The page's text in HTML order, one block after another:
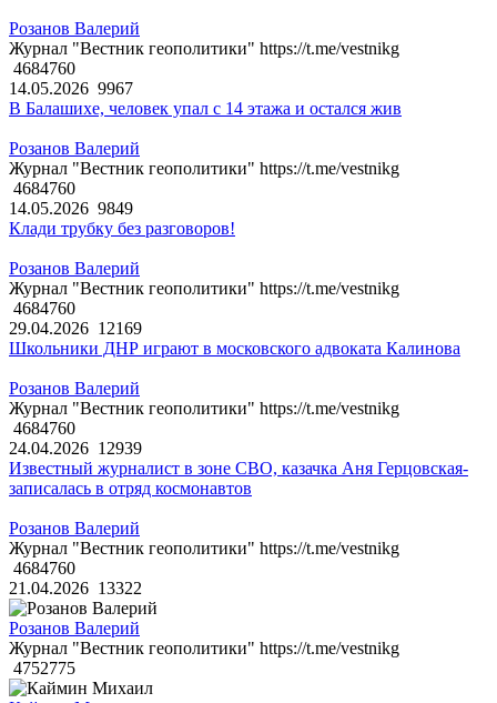
Розанов Валерий
Журнал "Вестник геополитики" https://t.me/vestnikg
4684760
14.05.2026 9967
В Балашихе, человек упал с 14 этажа и остался жив
Розанов Валерий
Журнал "Вестник геополитики" https://t.me/vestnikg
4684760
14.05.2026 9849
Клади трубку без разговоров!
Розанов Валерий
Журнал "Вестник геополитики" https://t.me/vestnikg
4684760
29.04.2026 12169
Школьники ДНР играют в московского адвоката Калинова
Розанов Валерий
Журнал "Вестник геополитики" https://t.me/vestnikg
4684760
24.04.2026 12939
Известный журналист в зоне СВО, казачка Аня Герцовская-
записалась в отряд космонавтов
Розанов Валерий
Журнал "Вестник геополитики" https://t.me/vestnikg
4684760
21.04.2026 13322
Розанов Валерий
Журнал "Вестник геополитики" https://t.me/vestnikg
4752775